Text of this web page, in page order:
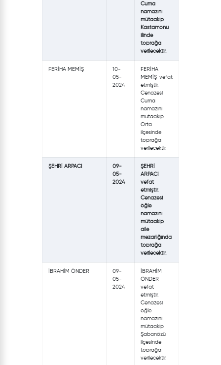
Cuma
namazını
mütaakip
Kastamonu
ilinde
toprağa
verilecektir.
FERİHA MEMİŞ
10-
05-
2024
FERİHA
MEMİŞ vefat
etmiştir.
Cenazesi
Cuma
namazını
mütaakip
Orta
ilçesinde
toprağa
verilecektir.
ŞEHRİ ARPACI
09-
05-
2024
ŞEHRİ
ARPACI
vefat
etmiştir.
Cenazesi
öğle
namazını
mütaakip
aile
mezarlığında
toprağa
verilecektir.
İBRAHİM ÖNDER
09-
05-
2024
İBRAHİM
ÖNDER
vefat
etmiştir.
Cenazesi
öğle
namazını
mütaakip
Şabanözü
ilçesinde
toprağa
verilecektir.